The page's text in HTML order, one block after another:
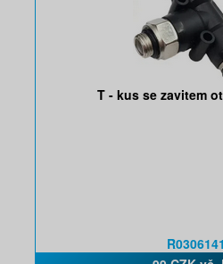
T - kus se zavitem